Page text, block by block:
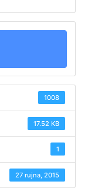
1008
17.52 KB
1
27 rujna, 2015